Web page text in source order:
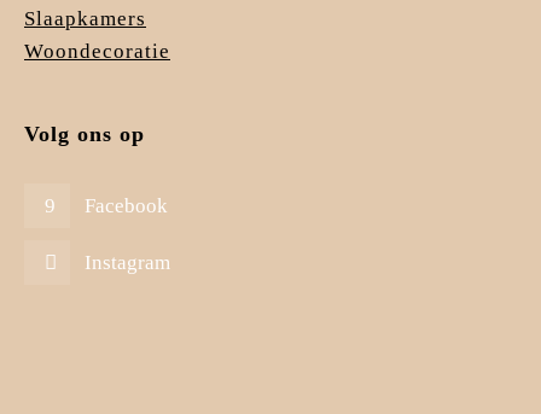
Slaapkamers
Woondecoratie
Volg ons op
Facebook
Instagram